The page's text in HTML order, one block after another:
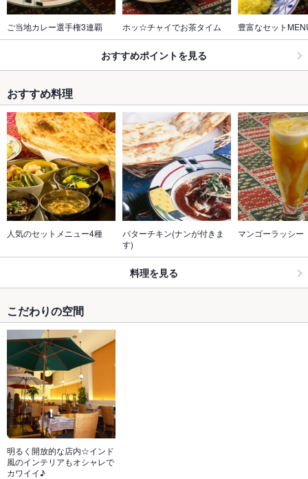
ご当地カレー選手権3連覇 ホッ☆チャイでお茶タイム 豊富なセット
おすすめポイントを見る
おすすめ料理
人気のセットメニュー4種
バターチキン(ナンが付きま
す)
マンゴーラッシー
料理を見る
こだわりの空間
明るく開放的な店内☆インド
風のインテリアもオシャレで
カワイイ♪